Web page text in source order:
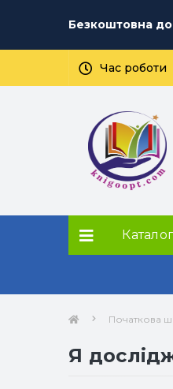
Безкоштовна
Час роботи
Початкова
Я